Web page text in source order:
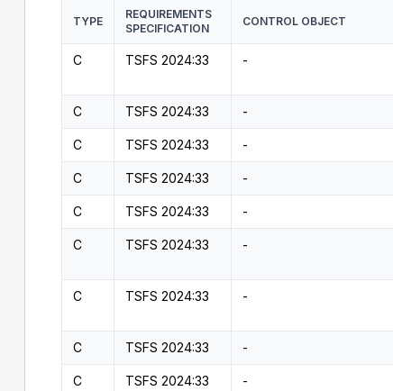
TYPE
REQUIREMENTS
SPECIFICATION
CONTROL OBJECT
C TSFS 2024:33 -
C TSFS 2024:33 -
C TSFS 2024:33 -
C TSFS 2024:33 -
C TSFS 2024:33 -
C TSFS 2024:33 -
C TSFS 2024:33 -
C TSFS 2024:33 -
C TSFS 2024:33 -